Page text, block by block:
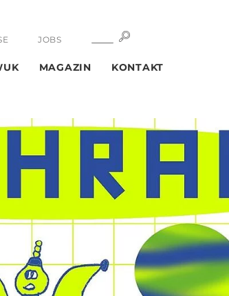
JOBS SUCHE
MAGAZIN KONTAKT